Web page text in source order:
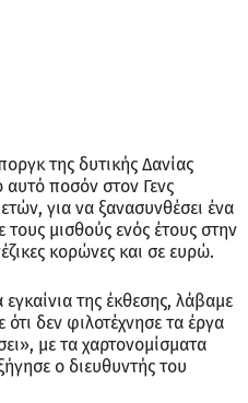
της δυτικής Δανίας
αυτό ποσόν στον Γενς
για να ξανασυνθέσει ένα
μισθούς ενός έτους στην
κορώνες και σε ευρώ.
της έκθεσης, λάβαμε
δεν φιλοτέχνησε τα έργα
με τα χαρτονομίσματα
ο διευθυντής του